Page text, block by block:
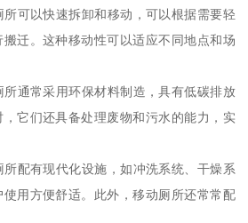
可以快速拆卸和移动，可以根据需要轻
迁。这种移动性可以适应不同地点和场
通常采用环保材料制造，具有低碳排放
它们还具备处理废物和污水的能力，实
配有现代化设施，如冲洗系统、干燥系
用方便舒适。此外，移动厕所还常常配